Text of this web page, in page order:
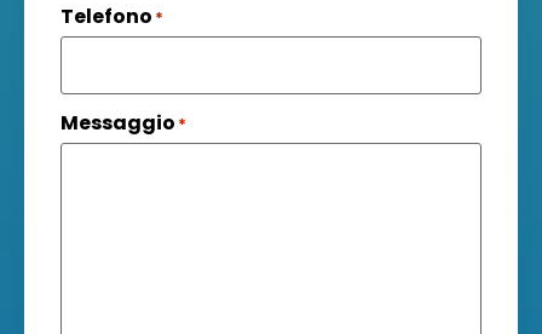
Telefono *
Messaggio *